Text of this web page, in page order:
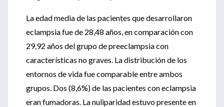
La edad media de las pacientes que desarrollaron
eclampsia fue de 28,48 años, en comparación con
29,92 años del grupo de preeclampsia con
características no graves. La distribución de los
entornos de vida fue comparable entre ambos
grupos. Dos (8,6%) de las pacientes con eclampsia
eran fumadoras. La nuliparidad estuvo presente en